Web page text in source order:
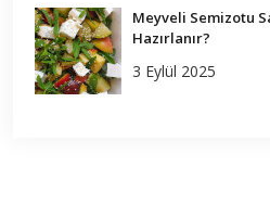
Meyveli Semizotu
Hazırlanır?
3 Eylül 2025